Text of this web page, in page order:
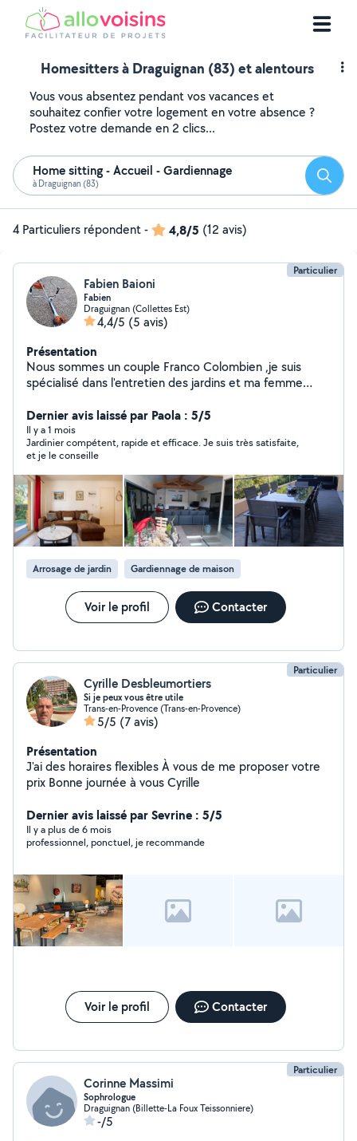
Homesitters à Draguignan (83) et alentours
Vous vous absentez pendant vos vacances et
souhaitez confier votre logement en votre absence ?
Postez votre demande en 2 clics...
Home sitting - Accueil - Gardiennage
à Draguignan (83)
4 Particuliers répondent- 4,8/5 (12 avis)
Particulier
Fabien Baioni
Fabien
Draguignan (Collettes Est)
4,4/5 (5 avis)
Présentation
Nous sommes un couple Franco Colombien ,je suis
spécialisé dans l'entretien des jardins et ma femme
jardinage et ma femme recherche des ménages nous
pouvons nous occuper des entrées et sorties de vos
locations courte durée
Dernier avis laissé par Paola : 5/5
Il y a 1 mois
Jardinier compétent, rapide et efficace. Je suis très satisfaite,
et je le conseille
Arrosage de jardin Gardiennage de maison
Voir le profil Contacter
Particulier
Cyrille Desbleumortiers
Si je peux vous être utile
Trans-en-Provence (Trans-en-Provence)
5/5 (7 avis)
Présentation
J'ai des horaires flexibles À vous de me proposer votre
prix Bonne journée à vous Cyrille
Dernier avis laissé par Sevrine : 5/5
Il y a plus de 6 mois
professionnel, ponctuel, je recommande
Voir le profil Contacter
Particulier
Corinne Massimi
Sophrologue
Draguignan (Billette-La Foux Teissonniere)
-/5